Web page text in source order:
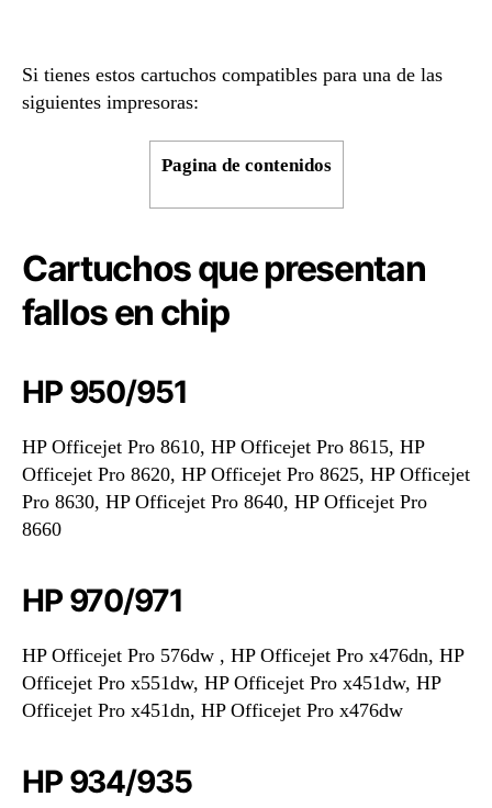
Si tienes estos cartuchos compatibles para una de las
siguientes impresoras:
Pagina de contenidos
Cartuchos que presentan
fallos en chip
HP 950/951
HP Officejet Pro 8610, HP Officejet Pro 8615, HP
Officejet Pro 8620, HP Officejet Pro 8625, HP Officejet
Pro 8630, HP Officejet Pro 8640, HP Officejet Pro
8660
HP 970/971
HP Officejet Pro 576dw , HP Officejet Pro x476dn, HP
Officejet Pro x551dw, HP Officejet Pro x451dw, HP
Officejet Pro x451dn, HP Officejet Pro x476dw
HP 934/935